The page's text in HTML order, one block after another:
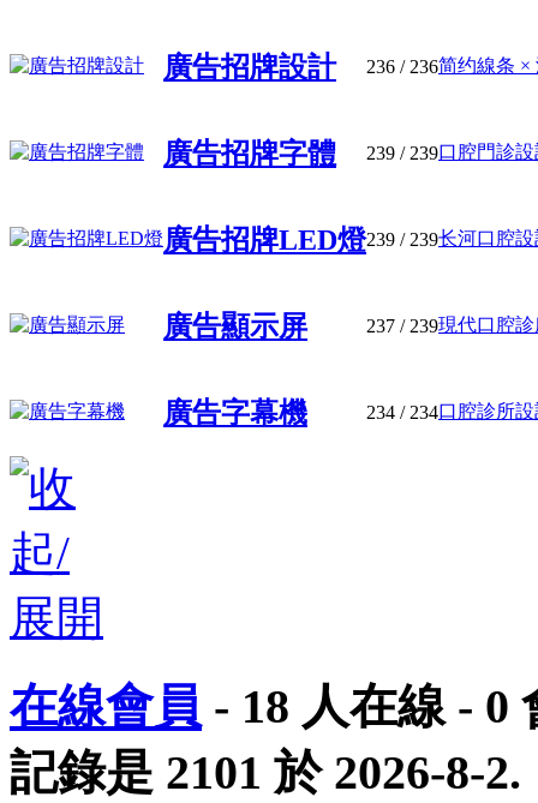
廣告招牌設計 236 / 236简约線条 ×
廣告招牌字體 239 / 239口腔門診
廣告招牌LED燈239 / 239长河口腔
廣告顯示屏 237 / 239現代口腔
廣告字幕機 234 / 234口腔診所
在線會員 - 18 人在線 - 0
記錄是 2101 於 2026-8-2.